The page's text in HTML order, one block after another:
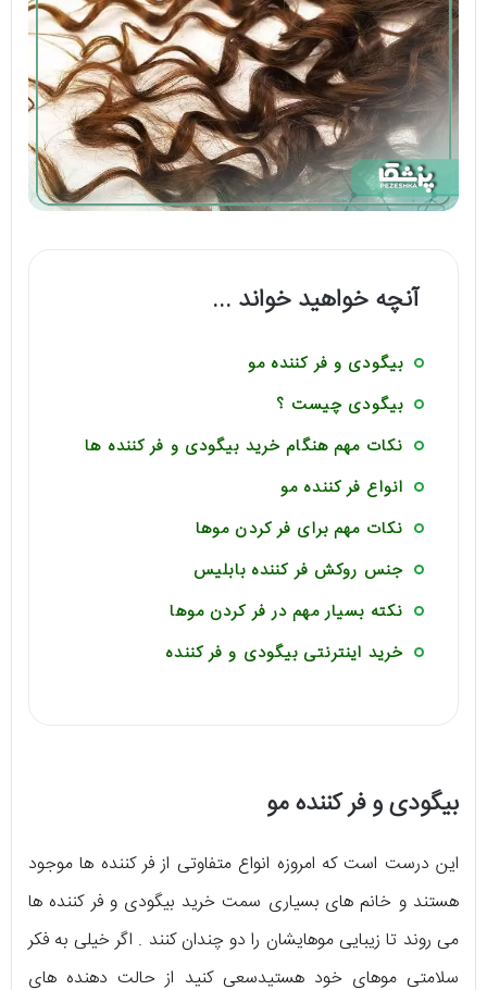
آنچه خواهید خواند ...
بیگودی و فر کننده مو
بیگودی چیست ؟
نکات مهم هنگام خرید بیگودی و فر کننده ها
انواع فر کننده مو
نکات مهم برای فر کردن موها
جنس روکش فر کننده بابلیس
نکته بسیار مهم در فر کردن موها
خرید اینترنتی بیگودی و فر کننده
بیگودی و فر کننده مو
این درست است که امروزه انواع متفاوتی از فر کننده ها موجود
هستند و خانم های بسیاری سمت خرید بیگودی و فر کننده ها
می روند تا زیبایی موهایشان را دو چندان کنند . اگر خیلی به فکر
سلامتی موهای خود هستیدسعی کنید از حالت دهنده های